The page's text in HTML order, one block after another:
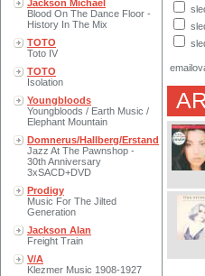
Jackson Michael
Blood On The Dance Floor -
History In The Mix
TOTO
Toto IV
TOTO
Isolation
Youngbloods
Youngbloods / Earth Music /
Elephant Mountain
Domnerus/Hallberg/Erstand
Jazz At The Pawnshop -
30th Anniversary
3xSACD+DVD
Prodigy
Music For The Jilted
Generation
Jackson Alan
Freight Train
V/A
Klezmer Music 1908-1927